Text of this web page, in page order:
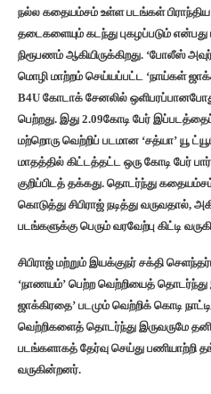
நல்ல கதையம்சம் உள்ள படங்கள்
தடைகளையும் கடந்து புகழப்படும்
நிரூபணம் ஆகியிருக்கிறது. ‘போலீஸ்
மொழி மாற்றம் செய்யப்பட்ட ‘நாய்கள்
B4U கோடாக் சேனலில்
பெற்றது. இது 2.09கோடி பேர்
மற்றொரு வெற்றிப் படமான ‘சத்யா’ யூ
மாதத்தில் கிட்டத்தட்ட ஒரு கோடி பேர்
குறிப்பிடத் தக்கது. தொடர்ந்து
கொடுத்து சிபிராஜ் நடித்து வருவதால்,
படங்களுக்கு பெரும் வரவேற்பு கிட்டி
சிபிராஜ் மற்றும் இயக்குநர் சக்தி
‘நாணயம்’ பெற்ற வெற்றியைத்
ஜாக்கிரதை’ படமும் வெற்றிக் கொடி
வெற்றிகளைத் தொடர்ந்து இருவருமே
படங்களாகத் தேர்வு செய்து பணியாற்றி
வருகின்றனர்.